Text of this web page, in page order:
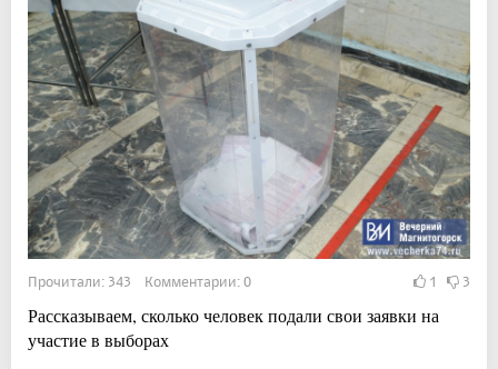
Прочитали: 343 Комментарии: 0 1 3
Рассказываем, сколько человек подали свои заявки на
участие в выборах